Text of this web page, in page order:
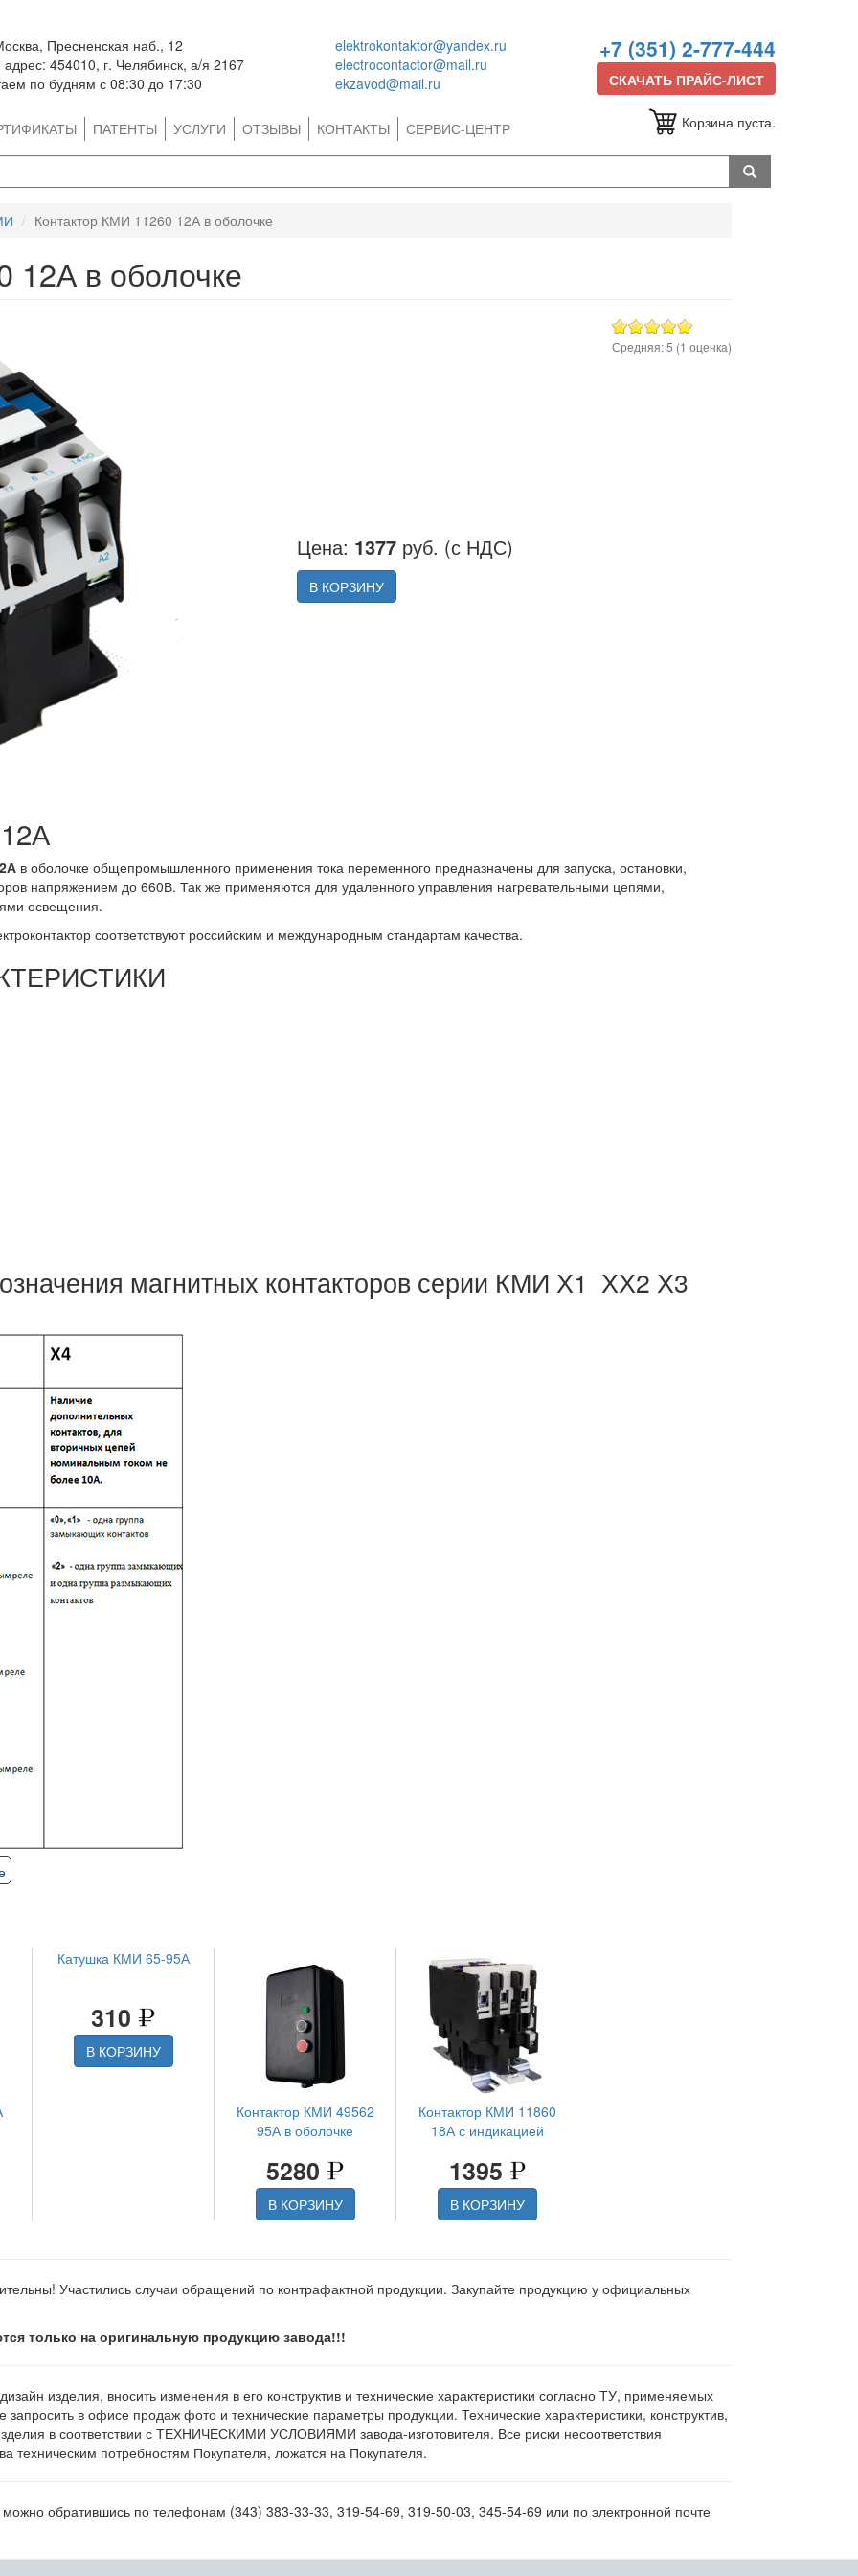
Пресненская наб., 12
454010, г. Челябинск, а/я 2167
по будням с 08:30 до 17:30
elektrokontaktor@yandex.ru
electrocontactor@mail.ru
ekzavod@mail.ru
+7 (351) 2-777-444
СКАЧАТЬ ПРАЙС-ЛИСТ
ПАТЕНТЫ УСЛУГИ ОТЗЫВЫ КОНТАКТЫ СЕРВИС-ЦЕНТР Корзина пуста.
Контактор КМИ 11260 12А в оболочке
12А в оболочке
Цена: 1377руб. (с НДС)
В КОРЗИНУ
Средняя:5 (1 оценка)
в оболочке общепромышленного применения тока переменного предназначены для запуска, остановки,
напряжением до 660В. Так же применяются для удаленного управления нагревательными цепями,
освещения.
соответствуют российским и международным стандартам качества.
магнитных контакторов серии КМИ Х1 ХХ2 Х3
Катушка КМИ 65-95А
310
В КОРЗИНУ
Контактор КМИ 49562
95А в оболочке
5280
В КОРЗИНУ
Контактор КМИ 11860
18А с индикацией
1395
В КОРЗИНУ
Участились случаи обращений по контрафактной продукции. Закупайте продукцию у официальных
только на оригинальную продукцию завода!!!
изделия, вносить изменения в его конструктив и технические характеристики согласно ТУ, применяемых
в офисе продаж фото и технические параметры продукции. Технические характеристики, конструктив,
в соответствии с ТЕХНИЧЕСКИМИ УСЛОВИЯМИ завода-изготовителя. Все риски несоответствия
техническим потребностям Покупателя, ложатся на Покупателя.
можно обратившись по телефонам (343) 383-33-33, 319-54-69, 319-50-03, 345-54-69 или по электронной почте